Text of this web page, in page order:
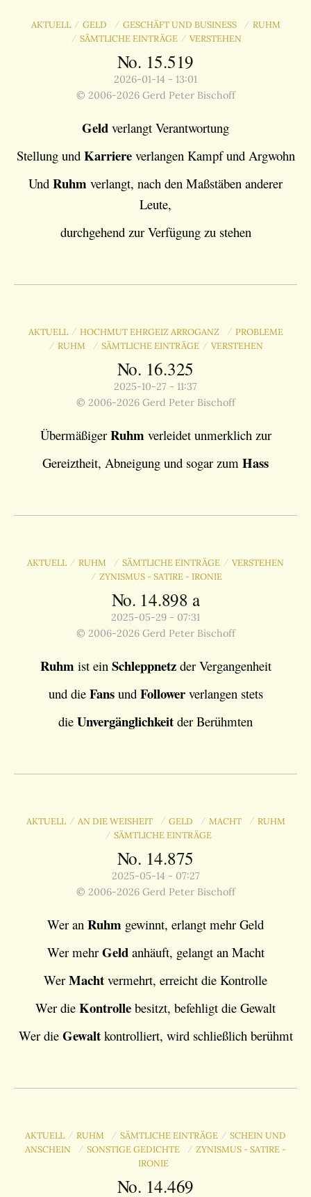
AKTUELL / GELD / GESCHÄFT UND BUSINESS / RUHM
/ SÄMTLICHE EINTRÄGE / VERSTEHEN
No. 15.519
2026-01-14 - 13:01
© 2006-2026 Gerd Peter Bischoff
Geld verlangt Verantwortung
Stellung und Karriereverlangen Kampf und Argwohn
Und Ruhm verlangt, nach den Maßstäben anderer
Leute,
durchgehend zur Verfügung zu stehen
AKTUELL / HOCHMUT EHRGEIZ ARROGANZ / PROBLEME
/ RUHM / SÄMTLICHE EINTRÄGE / VERSTEHEN
No. 16.325
2025-10-27 - 11:37
© 2006-2026 Gerd Peter Bischoff
Übermäßiger Ruhm verleidet unmerklich zur
Gereiztheit, Abneigung und sogar zum Hass
AKTUELL / RUHM / SÄMTLICHE EINTRÄGE / VERSTEHEN
/ ZYNISMUS - SATIRE - IRONIE
No. 14.898 a
2025-05-29 - 07:31
© 2006-2026 Gerd Peter Bischoff
Ruhm ist ein Schleppnetzder Vergangenheit
und die Fansund Followerverlangen stets
die Unvergänglichkeit der Berühmten
AKTUELL / AN DIE WEISHEIT / GELD / MACHT / RUHM
/ SÄMTLICHE EINTRÄGE
No. 14.875
2025-05-14 - 07:27
© 2006-2026 Gerd Peter Bischoff
Wer an Ruhm gewinnt, erlangt mehr Geld
Wer mehr Geldanhäuft, gelangt an Macht
Wer Macht vermehrt, erreicht die Kontrolle
Wer die Kontrolle besitzt, befehligt die Gewalt
Wer die Gewaltkontrolliert, wird schließlich berühmt
AKTUELL / RUHM / SÄMTLICHE EINTRÄGE / SCHEIN UND
ANSCHEIN
/ SONSTIGE GEDICHTE / ZYNISMUS - SATIRE -
IRONIE
No. 14.469